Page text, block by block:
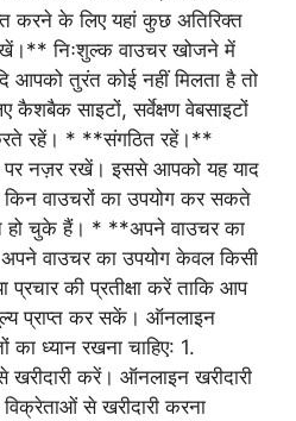
करने के लिए यहां कुछ अतिरिक्त
निःशुल्क वाउचर खोजने में
तुरंत कोई नहीं मिलता है तो
कैशबैक साइटों, सर्वेक्षण वेबसाइटों
रहें। * **संगठित रहें।**
नज़र रखें। इससे आपको यह याद
वाउचरों का उपयोग कर सकते
हो चुके हैं। * **अपने वाउचर का
वाउचर का उपयोग केवल किसी
की प्रतीक्षा करें ताकि आप
प्राप्त कर सकें। ऑनलाइन
का ध्यान रखना चाहिए: 1.
खरीदारी करें। ऑनलाइन खरीदारी
से खरीदारी करना